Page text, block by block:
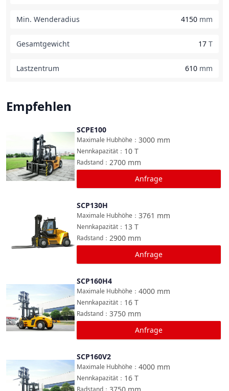
Min. Wenderadius 4150 mm
Gesamtgewicht 17 T
Lastzentrum 610 mm
Empfehlen
Vergleichen
SCPE100
3000 mm
Maximale Hubhöhe ：
10 T
Nennkapazität ：
2700 mm
Radstand ：
Anfrage
SCP130H
3761 mm
Maximale Hubhöhe ：
13 T
Nennkapazität ：
2900 mm
Radstand ：
Anfrage
Vergleichen
SCP160H4
4000 mm
Maximale Hubhöhe ：
16 T
Nennkapazität ：
3750 mm
Radstand ：
Anfrage
Vergleichen
SCP160V2
4000 mm
Maximale Hubhöhe ：
16 T
Nennkapazität ：
Radstand ：